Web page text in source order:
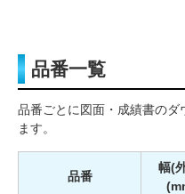
品番一覧
品番ごとに図面・成績書のダ
ます。
品番
幅(